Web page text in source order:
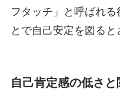
フタッチ」と呼ばれ
とで自己安定を図ると
自己肯定感の低さ